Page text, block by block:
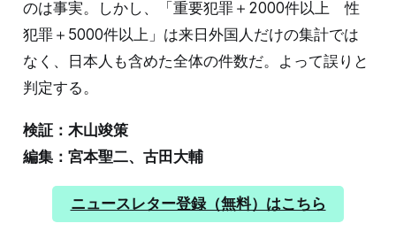
のは事実。しかし、「重要犯罪＋2000件以上 性
犯罪＋5000件以上」は来日外国人だけの集計では
なく、日本人も含めた全体の件数だ。よって誤りと
判定する。
検証：木山竣策
編集：宮本聖二、古田大輔
ニュースレター登録（無料）はこちら